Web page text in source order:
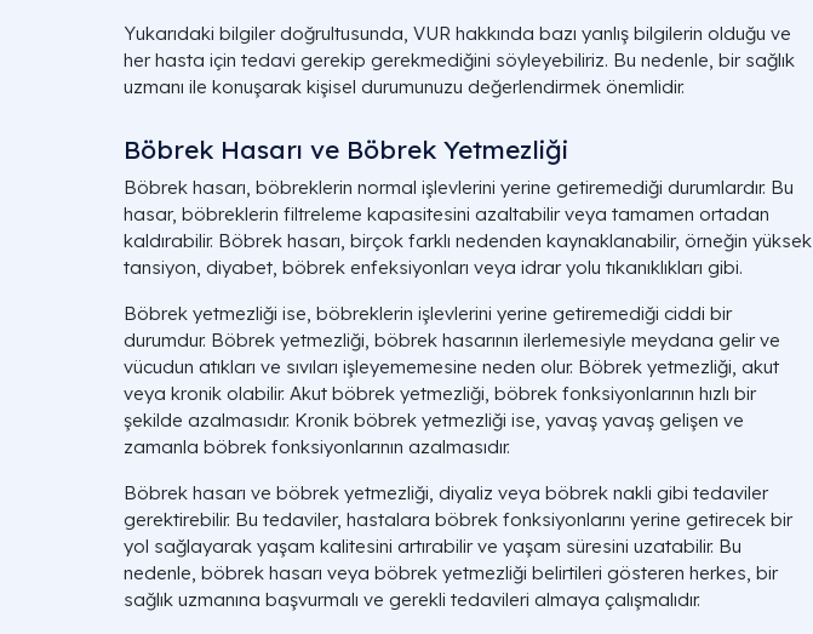
Yukarıdaki bilgiler doğrultusunda, VUR hakkında bazı yanlış bilgilerin olduğu ve
her hasta için tedavi gerekip gerekmediğini söyleyebiliriz. Bu nedenle, bir sağlık
uzmanı ile konuşarak kişisel durumunuzu değerlendirmek önemlidir.
Böbrek Hasarı ve Böbrek Yetmezliği
Böbrek hasarı, böbreklerin normal işlevlerini yerine getiremediği durumlardır. Bu
hasar, böbreklerin filtreleme kapasitesini azaltabilir veya tamamen ortadan
kaldırabilir. Böbrek hasarı, birçok farklı nedenden kaynaklanabilir, örneğin yüksek
tansiyon, diyabet, böbrek enfeksiyonları veya idrar yolu tıkanıklıkları gibi.
Böbrek yetmezliği ise, böbreklerin işlevlerini yerine getiremediği ciddi bir
durumdur. Böbrek yetmezliği, böbrek hasarının ilerlemesiyle meydana gelir ve
vücudun atıkları ve sıvıları işleyememesine neden olur. Böbrek yetmezliği, akut
veya kronik olabilir. Akut böbrek yetmezliği, böbrek fonksiyonlarının hızlı bir
şekilde azalmasıdır. Kronik böbrek yetmezliği ise, yavaş yavaş gelişen ve
zamanla böbrek fonksiyonlarının azalmasıdır.
Böbrek hasarı ve böbrek yetmezliği, diyaliz veya böbrek nakli gibi tedaviler
gerektirebilir. Bu tedaviler, hastalara böbrek fonksiyonlarını yerine getirecek bir
yol sağlayarak yaşam kalitesini artırabilir ve yaşam süresini uzatabilir. Bu
nedenle, böbrek hasarı veya böbrek yetmezliği belirtileri gösteren herkes, bir
sağlık uzmanına başvurmalı ve gerekli tedavileri almaya çalışmalıdır.